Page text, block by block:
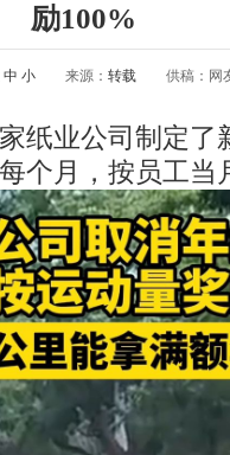
励100%
中 小 来源： 转载 供稿：网
纸业公司制定了
个月，按员工当